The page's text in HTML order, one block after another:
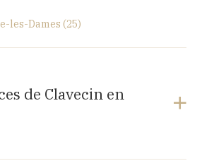
les-Dames (25)
Sainte-Croix,
Kennedy, 25110 BAUME-LES-
de Clavecin en